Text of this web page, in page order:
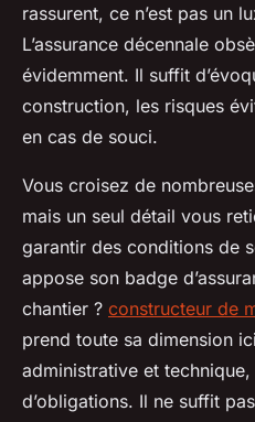
rassurent, ce n’est pas un
L’assurance décennale
évidemment. Il suffit
construction, les risques
en cas de souci.
Vous croisez de
mais un seul détail vous
garantir des conditions de
appose son badge
chantier ? constructeur de
prend toute sa dimension
administrative et
d’obligations. Il ne suffit